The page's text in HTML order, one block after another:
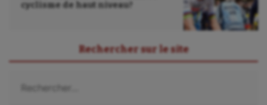
cyclisme de haut niveau?
Rechercher sur le site